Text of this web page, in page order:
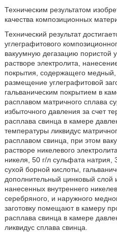
Техническим результатом
качества композиционных
Технический результат
углеграфитового
вакуумную дегазацию пористой
растворе электролита,
покрытия, содержащего
размещение углеграфитовой
гальваническим покрытием в
расплавом матричного сплава
избыточного давления за счет
расплава свинца в камере
температуры ликвидус
расплавом свинца, при этом
растворе никелевого
никеля, 50 г/л сульфата натрия,
сухой борной кислоты,
дополнительный цинковый слой
нанесенных внутреннего
серебряного, и наружного
заготовку помещают в камеру
расплава свинца в камере
ликвидус сплава свинца.